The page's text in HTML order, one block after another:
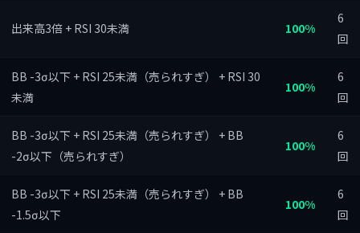
出来高3倍 + RSI 30未満 100%
6
回
BB -3σ以下 + RSI 25未満（売られすぎ） + RSI 30
未満
100%
6
回
BB -3σ以下 + RSI 25未満（売られすぎ） + BB
-2σ以下（売られすぎ）
100%
6
回
BB -3σ以下 + RSI 25未満（売られすぎ） + BB
-1.5σ以下
100%
6
回